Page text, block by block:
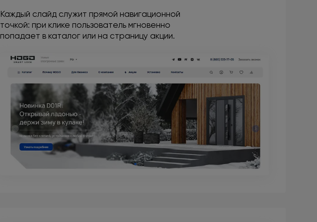
Каждый слайд служит прямой навигационной
точкой: при клике пользователь мгновенно
попадает в каталог или на страницу акции.